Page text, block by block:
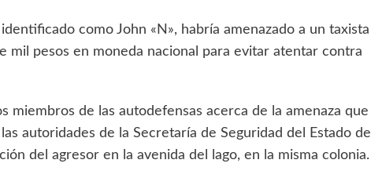
como John «N», habría amenazado a un taxista
mil pesos en moneda nacional para evitar atentar contra
miembros de las autodefensas acerca de la amenaza que
autoridades de la Secretaría de Seguridad del Estado de
del agresor en la avenida del lago, en la misma colonia.